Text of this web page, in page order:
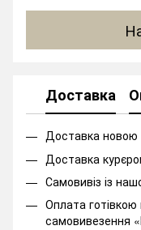
Доставка
Доставка новою
Доставка
Самовивіз із
Оплата готівкою
самовивезення